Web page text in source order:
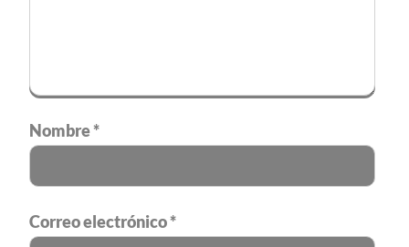
Nombre*
Correo electrónico*